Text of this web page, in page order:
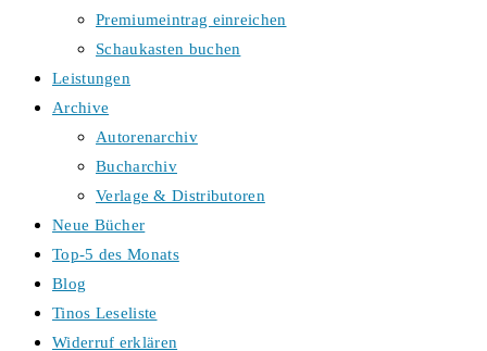
Premiumeintrag einreichen
Schaukasten buchen
Leistungen
Archive
Autorenarchiv
Bucharchiv
Verlage & Distributoren
Neue Bücher
Top-5 des Monats
Blog
Tinos Leseliste
Widerruf erklären